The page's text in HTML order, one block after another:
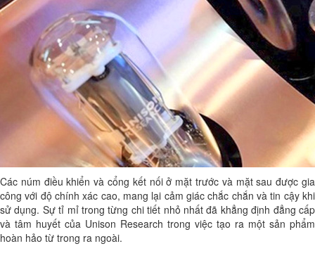
Các núm điều khiển và cổng kết nối ở mặt trước và mặt sau được gia
công với độ chính xác cao, mang lại cảm giác chắc chắn và tin cậy khi
sử dụng. Sự tỉ mỉ trong từng chi tiết nhỏ nhất đã khẳng định đẳng cấp
và tâm huyết của Unison Research trong việc tạo ra một sản phẩm
hoàn hảo từ trong ra ngoài.